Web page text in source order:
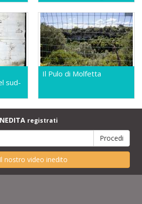
sud-
Il Pulo di Molfetta
registrati
Il nostro video inedito